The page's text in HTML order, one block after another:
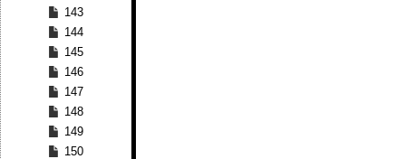
143
144
145
146
147
148
149
150